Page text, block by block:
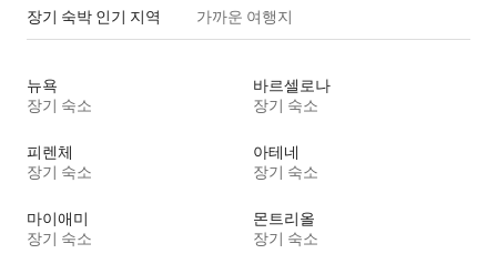
장기 숙박 인기 지역 가까운 여행지
뉴욕
장기 숙소
바르셀로나
장기 숙소
피렌체
장기 숙소
아테네
장기 숙소
마이애미
장기 숙소
몬트리올
장기 숙소